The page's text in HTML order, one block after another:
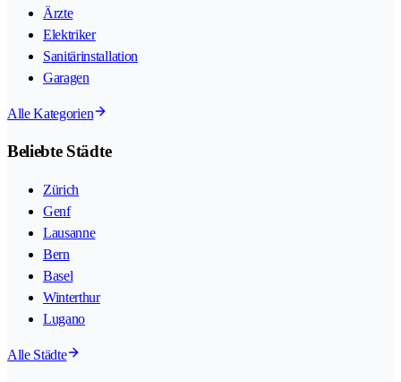
Ärzte
Elektriker
Sanitärinstallation
Garagen
Alle Kategorien
Beliebte Städte
Zürich
Genf
Lausanne
Bern
Basel
Winterthur
Lugano
Alle Städte